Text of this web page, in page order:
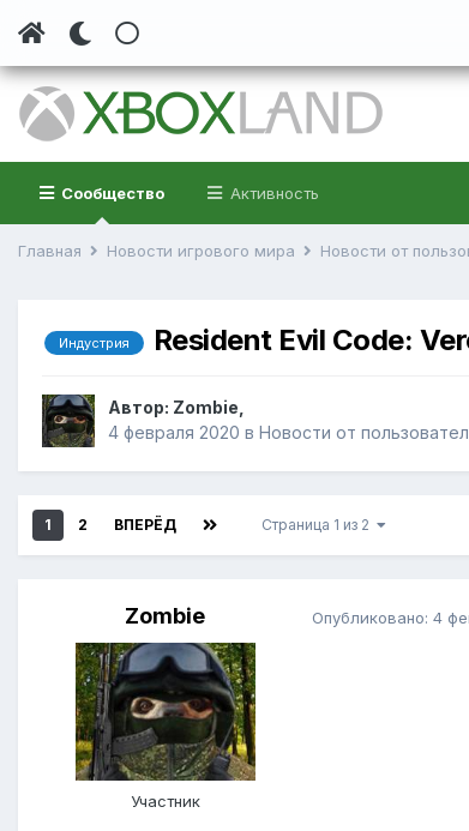
Сообщество Активность
Главная Новости игрового мира Новости от
Индустрия Resident Evil Code:
Автор: Zombie
4 февраля 2020 в Новости от
1 2 ВПЕРЁД Страница 1 из 2
Zombie
Участник
Опубликовано: 4